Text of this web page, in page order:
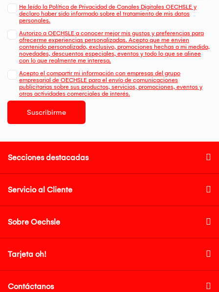
He leído la Política de Privacidad de Canales Digitales OECHSLE y
declaro haber sido informado sobre el tratamiento de mis datos
personales.
Autorizo a OECHSLE a conocer mejor mis gustos y preferencias para
ofrecerme experiencias personalizadas. Acepto que me envien
contenido personalizado, exclusivo, promociones hechas a mi medida,
novedades, descuentos especiales, eventos y todo lo que se alinee
con lo que realmente me interesa.
Acepto el compartir mi información con empresas del grupo
empresarial de OECHSLE para el envío de comunicaciones
publicitarias sobre sus productos, servicios, promociones, eventos y
otras actividades comerciales de interés.
Suscribirme
Secciones destacadas
Servicio al Cliente
Sobre Oechsle
Tarjeta oh!
Contáctanos